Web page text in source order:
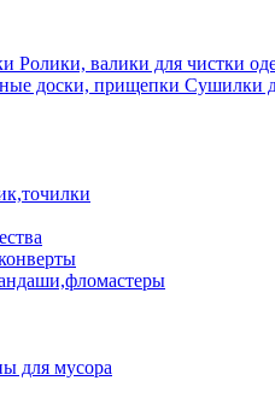
Ролики, валики для чистки
Сушилки
для мусора